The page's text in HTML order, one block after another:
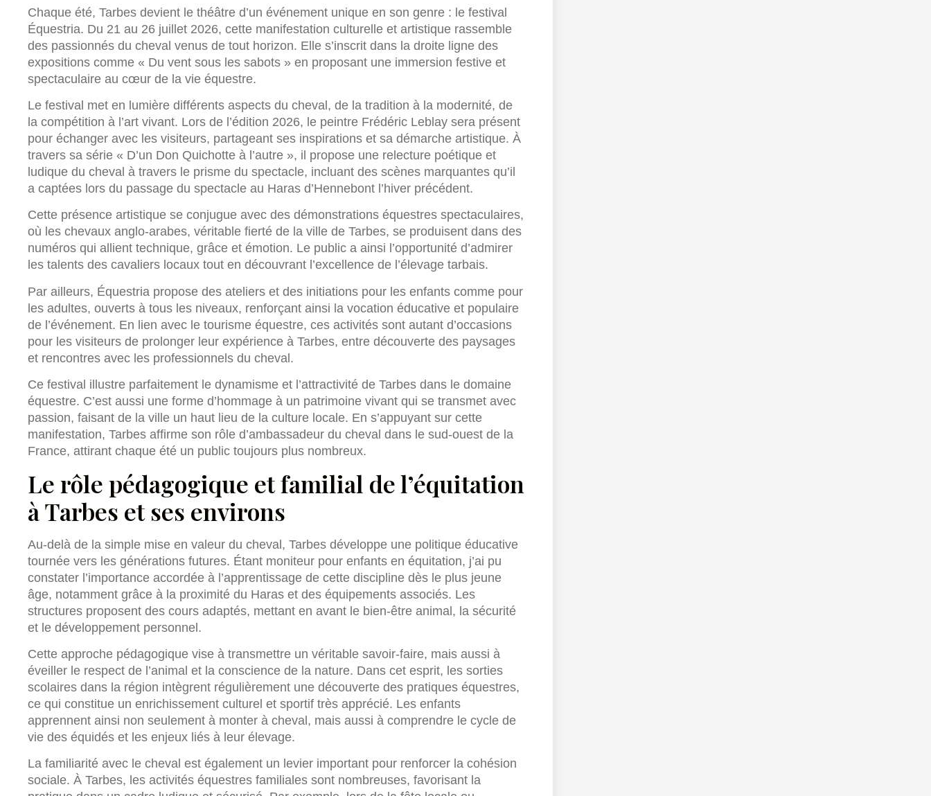
Chaque été, Tarbes devient le théâtre d’un événement unique en son genre : le festival
Équestria. Du 21 au 26 juillet 2026, cette manifestation culturelle et artistique rassemble
des passionnés du cheval venus de tout horizon. Elle s’inscrit dans la droite ligne des
expositions comme « Du vent sous les sabots » en proposant une immersion festive et
spectaculaire au cœur de la vie équestre.
Le festival met en lumière différents aspects du cheval, de la tradition à la modernité, de
la compétition à l’art vivant. Lors de l’édition 2026, le peintre Frédéric Leblay sera présent
pour échanger avec les visiteurs, partageant ses inspirations et sa démarche artistique. À
travers sa série « D’un Don Quichotte à l’autre », il propose une relecture poétique et
ludique du cheval à travers le prisme du spectacle, incluant des scènes marquantes qu’il
a captées lors du passage du spectacle au Haras d’Hennebont l’hiver précédent.
Cette présence artistique se conjugue avec des démonstrations équestres spectaculaires,
où les chevaux anglo-arabes, véritable fierté de la ville de Tarbes, se produisent dans des
numéros qui allient technique, grâce et émotion. Le public a ainsi l’opportunité d’admirer
les talents des cavaliers locaux tout en découvrant l’excellence de l’élevage tarbais.
Par ailleurs, Équestria propose des ateliers et des initiations pour les enfants comme pour
les adultes, ouverts à tous les niveaux, renforçant ainsi la vocation éducative et populaire
de l’événement. En lien avec le tourisme équestre, ces activités sont autant d’occasions
pour les visiteurs de prolonger leur expérience à Tarbes, entre découverte des paysages
et rencontres avec les professionnels du cheval.
Ce festival illustre parfaitement le dynamisme et l’attractivité de Tarbes dans le domaine
équestre. C’est aussi une forme d’hommage à un patrimoine vivant qui se transmet avec
passion, faisant de la ville un haut lieu de la culture locale. En s’appuyant sur cette
manifestation, Tarbes affirme son rôle d’ambassadeur du cheval dans le sud-ouest de la
France, attirant chaque été un public toujours plus nombreux.
Le rôle pédagogique et familial de l’équitation
à Tarbes et ses environs
Au-delà de la simple mise en valeur du cheval, Tarbes développe une politique éducative
tournée vers les générations futures. Étant moniteur pour enfants en équitation, j’ai pu
constater l’importance accordée à l’apprentissage de cette discipline dès le plus jeune
âge, notamment grâce à la proximité du Haras et des équipements associés. Les
structures proposent des cours adaptés, mettant en avant le bien-être animal, la sécurité
et le développement personnel.
Cette approche pédagogique vise à transmettre un véritable savoir-faire, mais aussi à
éveiller le respect de l’animal et la conscience de la nature. Dans cet esprit, les sorties
scolaires dans la région intègrent régulièrement une découverte des pratiques équestres,
ce qui constitue un enrichissement culturel et sportif très apprécié. Les enfants
apprennent ainsi non seulement à monter à cheval, mais aussi à comprendre le cycle de
vie des équidés et les enjeux liés à leur élevage.
La familiarité avec le cheval est également un levier important pour renforcer la cohésion
sociale. À Tarbes, les activités équestres familiales sont nombreuses, favorisant la